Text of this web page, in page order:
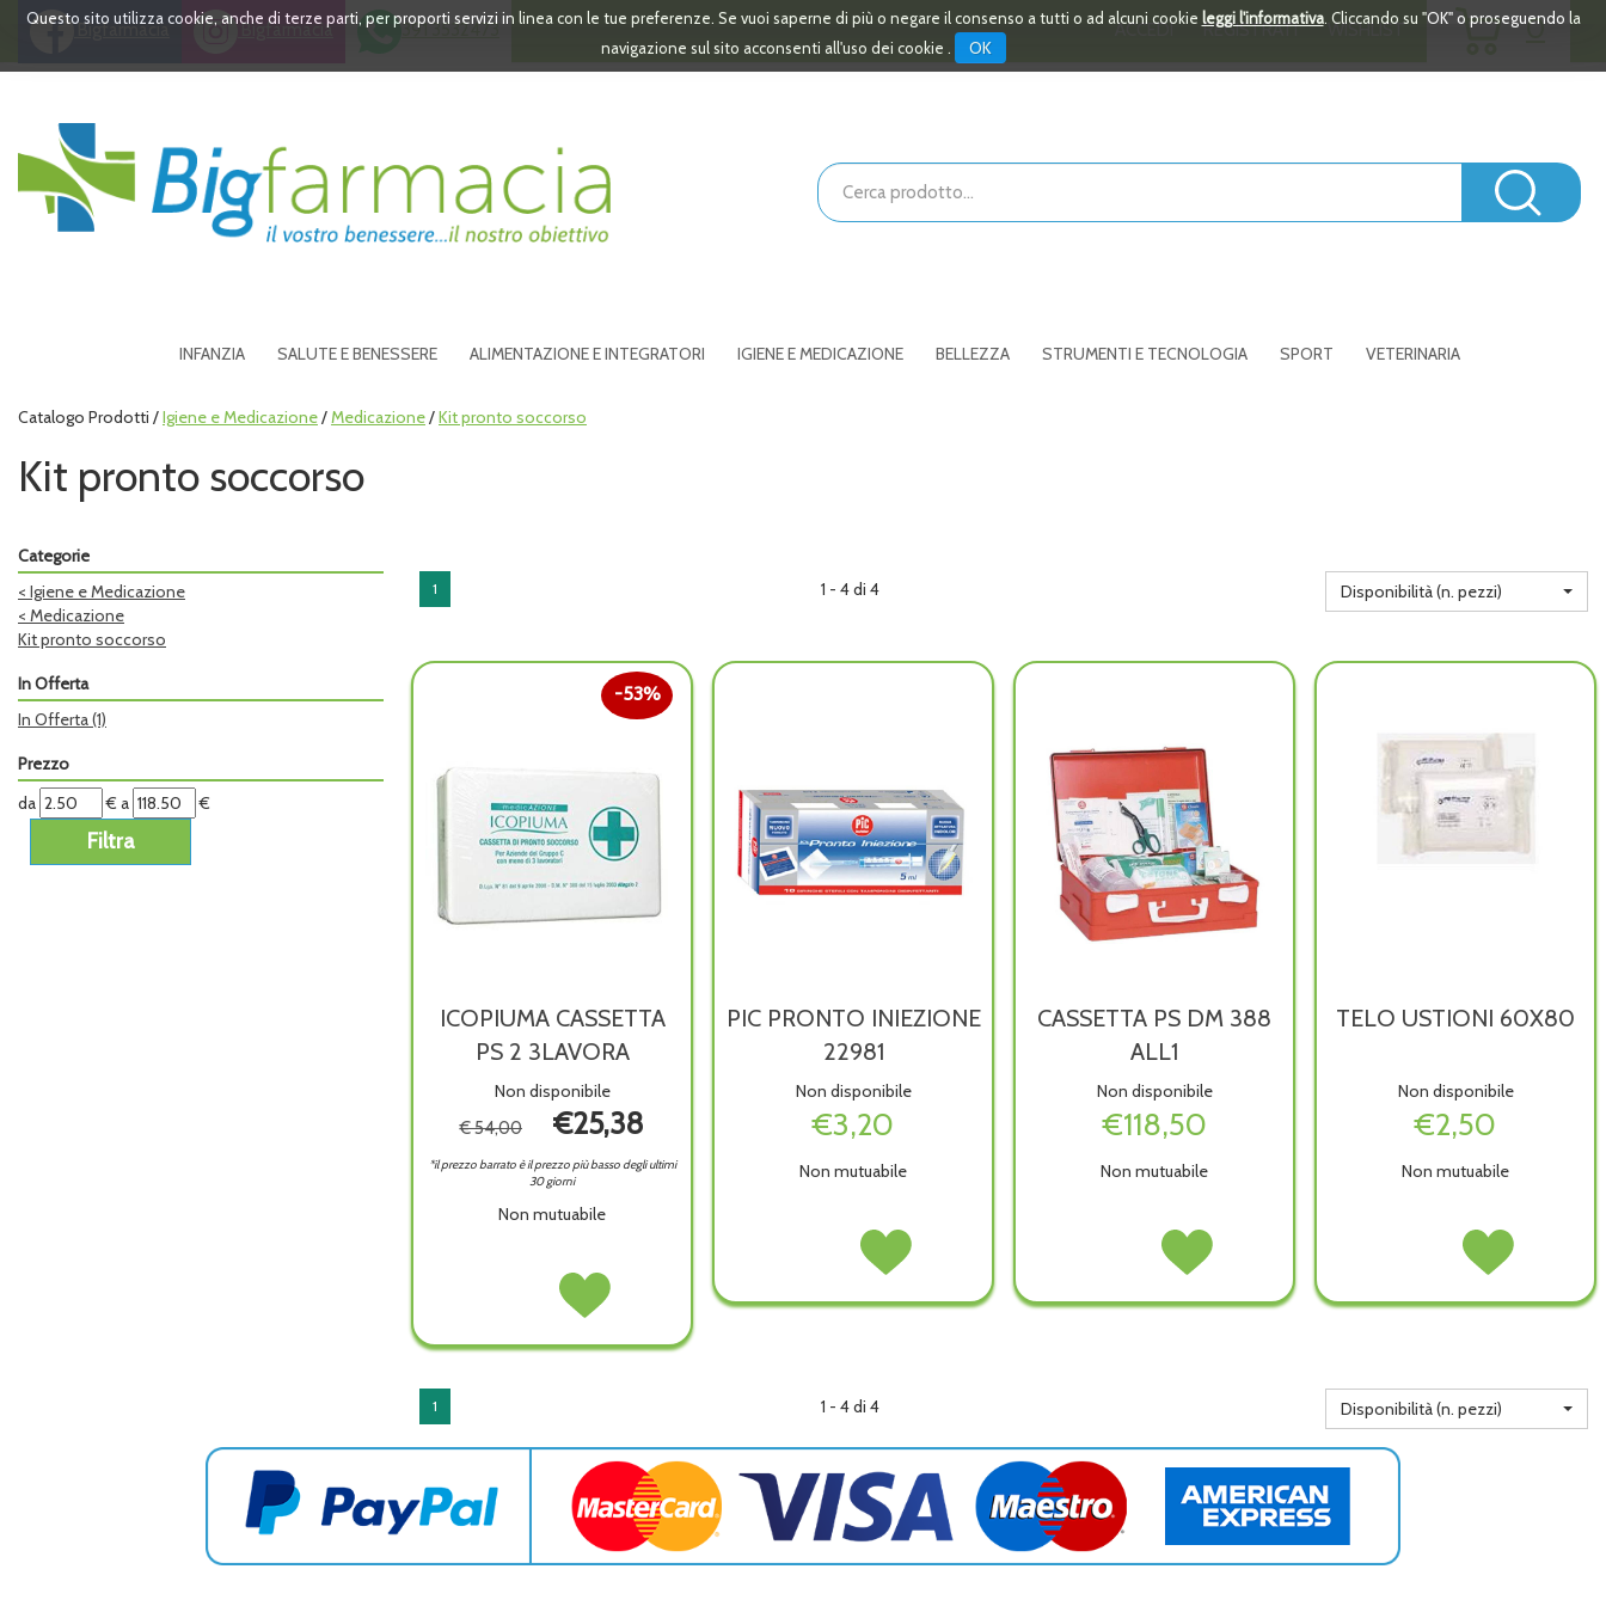
PassaQuesto sito utilizza cookie, anche di terze parti, per proporti servizi in linea con le tue preferenze. Se vuoi saperne di più o negare il consenso a tutti o ad alcuni cookie leggi l'informativa. Cliccando su "OK" o proseguendo la
navigazione sul sito acconsenti all'uso dei cookie .
OK
Bigfarmacia Bigfarmacia 391 3532473 ACCEDI REGISTRATI WISHLIST 0
ARTICOLI
Bigfarmacia
Cerca
Prodotto
INFANZIA SALUTE E BENESSERE ALIMENTAZIONE E INTEGRATORI IGIENE E MEDICAZIONE BELLEZZA STRUMENTI E TECNOLOGIA SPORT VETERINARIA
Catalogo Prodotti /Igiene e Medicazione/Medicazione/Kit pronto soccorso
Kit pronto soccorso
Categorie
< Igiene e Medicazione
< Medicazione
Kit pronto soccorso
In Offerta
In Offerta(1)
Prezzo
filtra
da
da € filtra
a
a €
1 1 - 4 di 4 Disponibilità (n. pezzi)
ICOPIUMA CASSETTA
PS 2 3LAVORA
Non disponibile
53%
€ 54,00 €25,38
*il prezzo barrato è il prezzo più basso degli ultimi
30 giorni
Non mutuabile
ICOPIUMA
CASSETTA
2
Acquista ICOPIUMA
CASSETTA
2
PIC PRONTO INIEZIONE
22981
Non disponibile
€3,20
Non mutuabile
22981 non
Acquista PIC
PRONTO
22981 alla
CASSETTA PS DM 388
ALL1
Non disponibile
€118,50
Non mutuabile
CASSETTA
388
Acquista CASSETTA
PS
388
TELO USTIONI 60X80
Non disponibile
€2,50
Non mutuabile
è
Acquista TELO
USTIONI
wishlist
1 1 - 4 di 4 Disponibilità (n. pezzi)